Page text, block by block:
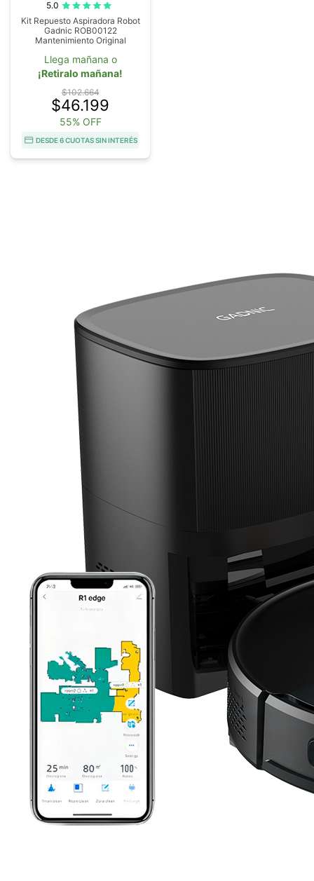
5.0
Kit Repuesto Aspiradora Robot
Gadnic ROB00122
Mantenimiento Original
Llega mañana o
¡Retiralo mañana!
$102.664
$46.199
55% OFF
DESDE 6 CUOTAS SIN INTERÉS